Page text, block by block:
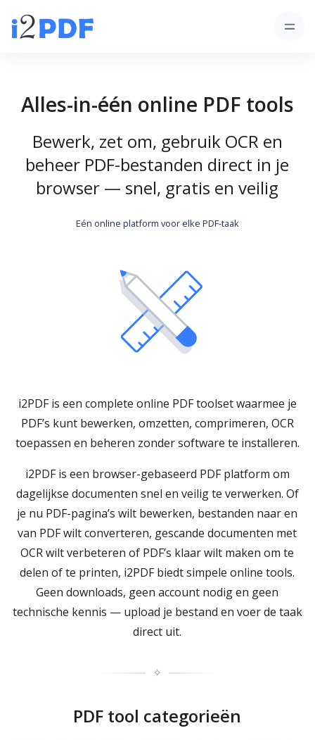
Alles-in-één online PDF tools
Bewerk, zet om, gebruik OCR en
beheer PDF-bestanden direct in je
browser — snel, gratis en veilig
Eén online platform voor elke PDF-taak
i2PDF is een complete online PDF toolset waarmee je
PDF’s kunt bewerken, omzetten, comprimeren, OCR
toepassen en beheren zonder software te installeren.
i2PDF is een browser-gebaseerd PDF platform om
dagelijkse documenten snel en veilig te verwerken. Of
je nu PDF-pagina’s wilt bewerken, bestanden naar en
van PDF wilt converteren, gescande documenten met
OCR wilt verbeteren of PDF’s klaar wilt maken om te
delen of te printen, i2PDF biedt simpele online tools.
Geen downloads, geen account nodig en geen
technische kennis — upload je bestand en voer de taak
direct uit.
✧
PDF tool categorieën